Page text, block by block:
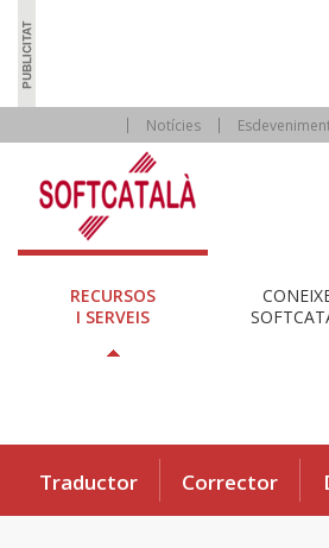
Notícies
RECURSOS
I SERVEIS
Traductor Corrector